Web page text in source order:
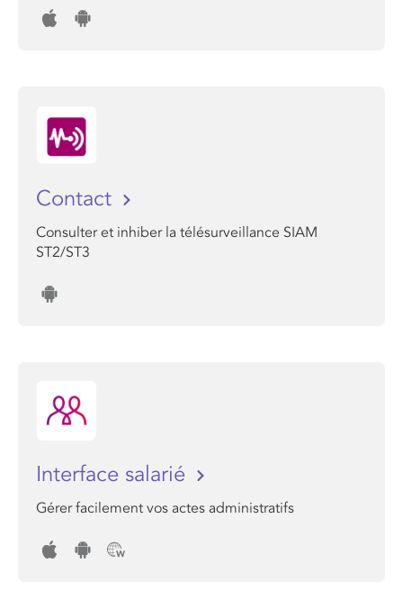
Contact
Consulter et inhiber la télésurveillance SIAM
ST2/ST3
Interface salarié
Gérer facilement vos actes administratifs